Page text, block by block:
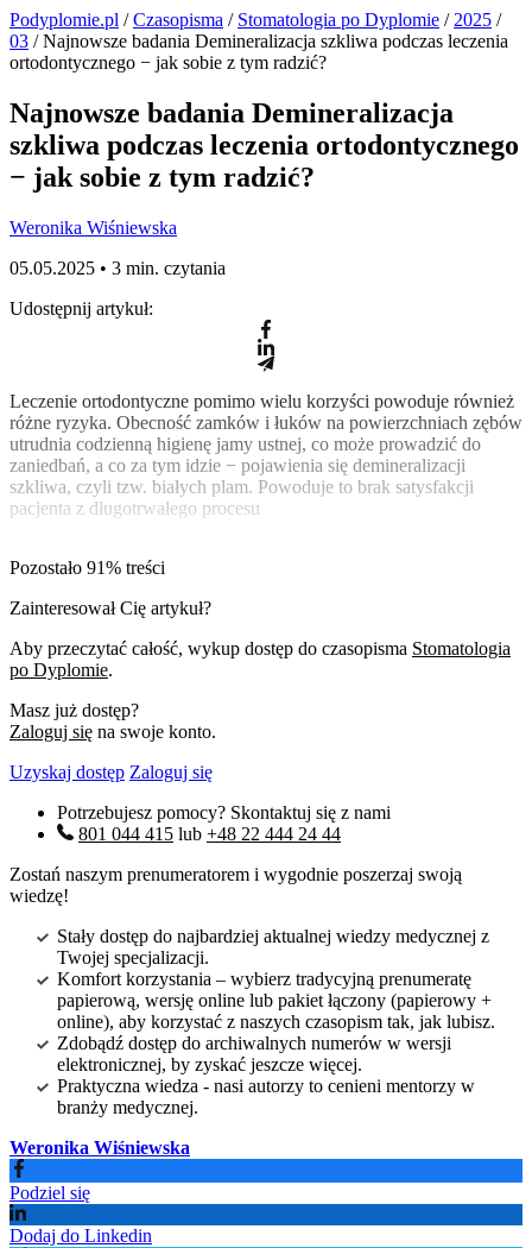
Podyplomie.pl /Czasopisma / Stomatologia po Dyplomie / 2025 /
03 / Najnowsze badania Demineralizacja szkliwa podczas leczenia
ortodontycznego − jak sobie z tym radzić?
Najnowsze badania Demineralizacja
szkliwa podczas leczenia ortodontycznego
− jak sobie z tym radzić?
Weronika Wiśniewska
05.05.2025 • 3 min. czytania
Udostępnij artykuł:
Leczenie ortodontyczne pomimo wielu korzyści powoduje również
różne ryzyka. Obecność zamków i łuków na powierzchniach zębów
utrudnia codzienną higienę jamy ustnej, co może prowadzić do
zaniedbań, a co za tym idzie − pojawienia się demineralizacji
szkliwa, czyli tzw. białych plam. Powoduje to brak satysfakcji
pacjenta z długotrwałego procesu
Pozostało 91% treści
Zainteresował Cię artykuł?
Aby przeczytać całość, wykup dostęp do czasopisma Stomatologia
po Dyplomie.
Masz już dostęp?
Zaloguj się na swoje konto.
Uzyskaj dostęp Zaloguj się
Potrzebujesz pomocy? Skontaktuj się z nami
801 044 415 lub +48 22 444 24 44
Zostań naszym prenumeratorem i wygodnie poszerzaj swoją
wiedzę!
Stały dostęp do najbardziej aktualnej wiedzy medycznej z
Twojej specjalizacji.
Komfort korzystania – wybierz tradycyjną prenumeratę
papierową, wersję online lub pakiet łączony (papierowy +
online), aby korzystać z naszych czasopism tak, jak lubisz.
Zdobądź dostęp do archiwalnych numerów w wersji
elektronicznej, by zyskać jeszcze więcej.
Praktyczna wiedza - nasi autorzy to cenieni mentorzy w
branży medycznej.
Weronika Wiśniewska
Podziel się
Dodaj do Linkedin